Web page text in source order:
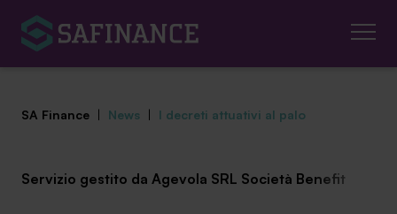
SA Finance | News | I decreti attuativi al palo
Servizio gestito da Agevola SRL Società Benefit